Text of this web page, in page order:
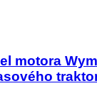
motora